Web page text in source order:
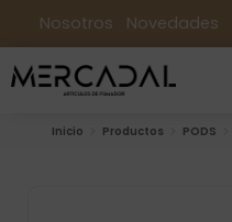
Nosotros Novedades
Inicio Productos PODS